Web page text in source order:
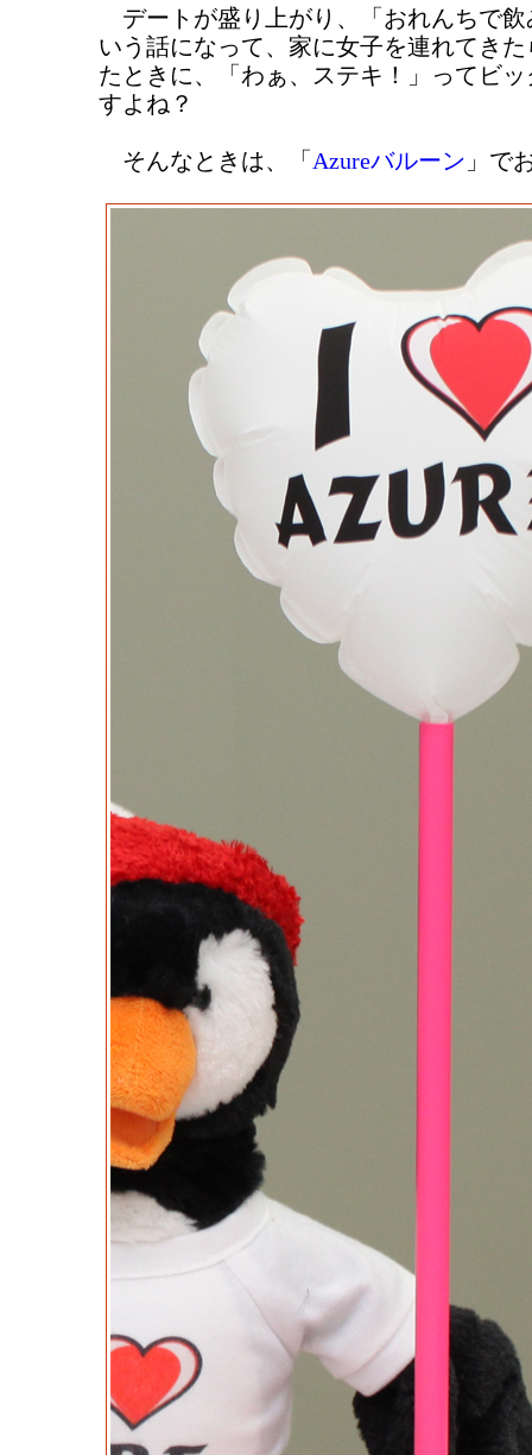
デートが盛り上がり、「おれんちで飲
いう話になって、家に女子を連れてき
たときに、「わぁ、ステキ！」ってビ
すよね？
そんなときは、「 Azureバルーン 」で